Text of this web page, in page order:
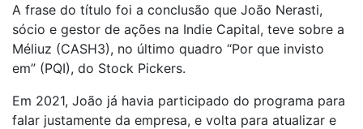
A frase do título foi a conclusão que João Nerasti,
sócio e gestor de ações na Indie Capital, teve sobre a
Méliuz (CASH3), no último quadro “Por que invisto
em” (PQI), do Stock Pickers.
Em 2021, João já havia participado do programa para
falar justamente da empresa, e volta para atualizar e